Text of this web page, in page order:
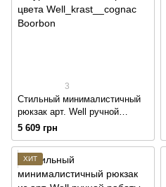
3
Стильный минималистичный
рюкзак арт. Well ручной
работы из натуральной кожи
5 609 грн
ХИТ